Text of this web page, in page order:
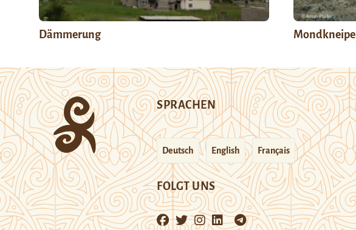
Dämmerung Mondkneipe
SPRACHEN
Deutsch English Français
FOLGT UNS